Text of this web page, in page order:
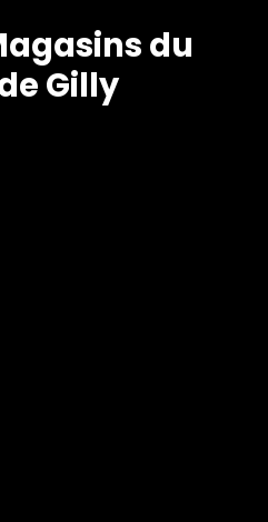
du
Gilly